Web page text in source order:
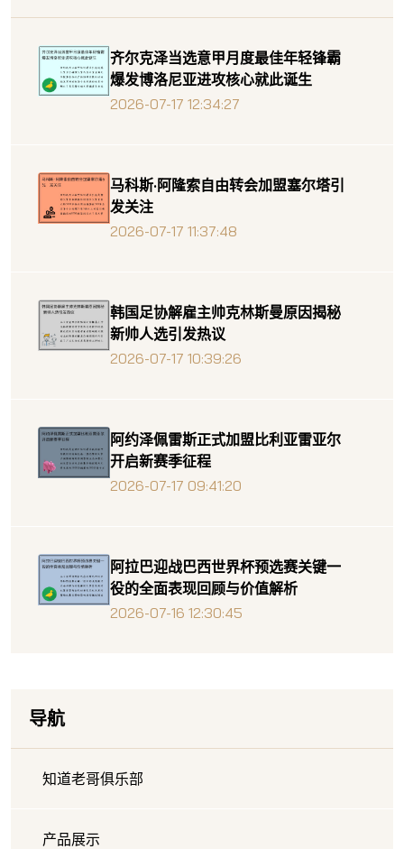
齐尔克泽当选意甲月度最佳年轻锋霸
爆发博洛尼亚进攻核心就此诞生
2026-07-17 12:34:27
马科斯·阿隆索自由转会加盟塞尔塔引
发关注
2026-07-17 11:37:48
韩国足协解雇主帅克林斯曼原因揭秘
新帅人选引发热议
2026-07-17 10:39:26
阿约泽佩雷斯正式加盟比利亚雷亚尔
开启新赛季征程
2026-07-17 09:41:20
阿拉巴迎战巴西世界杯预选赛关键一
役的全面表现回顾与价值解析
2026-07-16 12:30:45
导航
知道老哥俱乐部
产品展示